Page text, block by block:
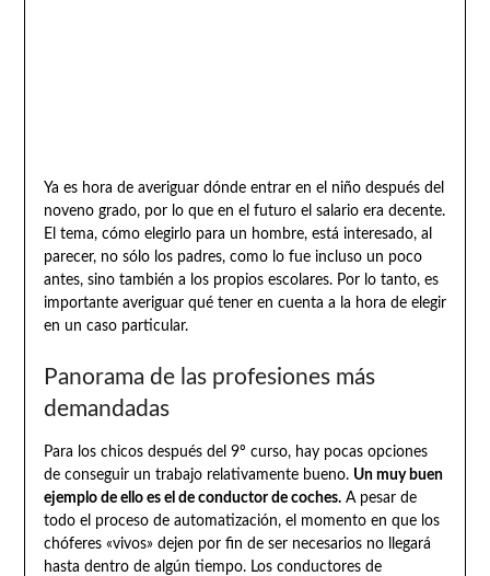
Ya es hora de averiguar dónde entrar en el niño después del
noveno grado, por lo que en el futuro el salario era decente.
El tema, cómo elegirlo para un hombre, está interesado, al
parecer, no sólo los padres, como lo fue incluso un poco
antes, sino también a los propios escolares. Por lo tanto, es
importante averiguar qué tener en cuenta a la hora de elegir
en un caso particular.
Panorama de las profesiones más
demandadas
Para los chicos después del 9º curso, hay pocas opciones
de conseguir un trabajo relativamente bueno. Un muy buen
ejemplo de ello es el de conductor de coches.A pesar de
todo el proceso de automatización, el momento en que los
chóferes «vivos» dejen por fin de ser necesarios no llegará
hasta dentro de algún tiempo. Los conductores de